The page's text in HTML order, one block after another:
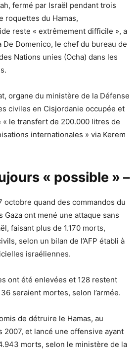
fermé par Israël pendant trois
roquettes du Hamas,
reste « extrêmement difficile », a
De Domenico, le chef du bureau de
Nations unies (Ocha) dans les
organe du ministère de la Défense
civiles en Cisjordanie occupée et
« le transfert de 200.000 litres de
internationales » via Kerem
« possible » –
octobre quand des commandos du
Gaza ont mené une attaque sans
faisant plus de 1.170 morts,
selon un bilan de l’AFP établi à
israéliennes.
ont été enlevées et 128 restent
seraient mortes, selon l’armée.
de détruire le Hamas, au
2007, et lancé une offensive ayant
morts, selon le ministère de la